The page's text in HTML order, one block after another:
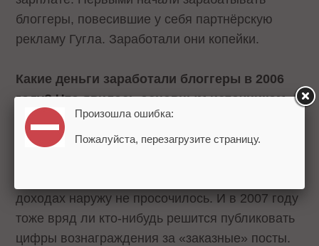
блоггеры, повесившие у себя партнёрскую
рекламу Гугла. Заработали они копейки.
Какие деньги заработали блоггеры в 2006
году? Что явилось основным источником
доходов?
доходах наружу не просочилось. И в 2007 году
тоже вряд ли кто-нибудь решится публиковать
цифры вознаграждения за «заказные» посты.
Произошла ошибка:
Пожалуйста, перезагрузите страницу.